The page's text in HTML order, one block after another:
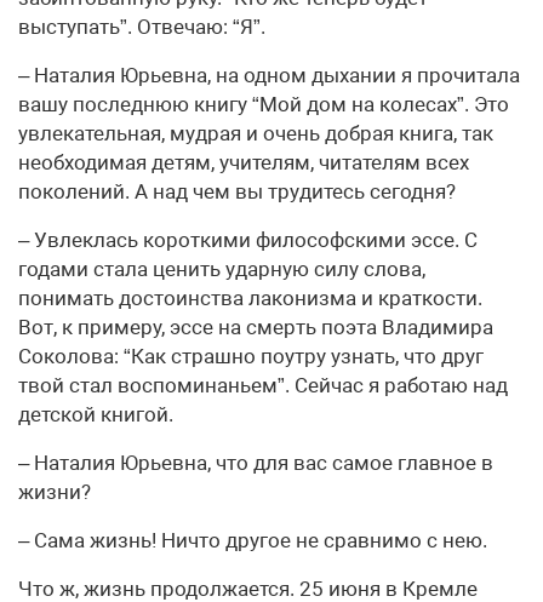
выступать”. Отвечаю: “Я”.
– Наталия Юрьевна, на одном дыхании я прочитала
вашу последнюю книгу “Мой дом на колесах”. Это
увлекательная, мудрая и очень добрая книга, так
необходимая детям, учителям, читателям всех
поколений. А над чем вы трудитесь сегодня?
– Увлеклась короткими философскими эссе. С
годами стала ценить ударную силу слова,
понимать достоинства лаконизма и краткости.
Вот, к примеру, эссе на смерть поэта Владимира
Соколова: “Как страшно поутру узнать, что друг
твой стал воспоминаньем”. Сейчас я работаю над
детской книгой.
– Наталия Юрьевна, что для вас самое главное в
жизни?
– Сама жизнь! Ничто другое не сравнимо с нею.
Что ж, жизнь продолжается. 25 июня в Кремле